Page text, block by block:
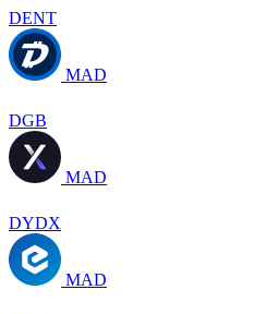
DENT
MAD
DGB
MAD
DYDX
MAD